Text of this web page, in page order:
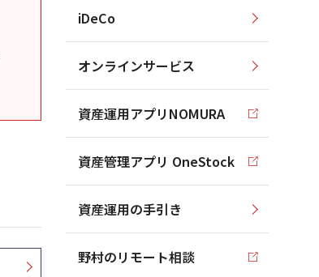
iDeCo
オンラインサービス
資産運用アプリNOMURA
資産管理アプリ OneStock
資産運用の手引き
野村のリモート相談